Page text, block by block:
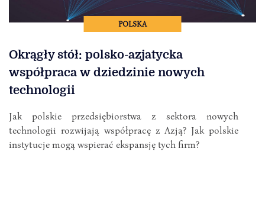
POLSKA
Okrągły stół: polsko-azjatycka
współpraca w dziedzinie nowych
technologii
Jak polskie przedsiębiorstwa z sektora nowych
technologii rozwijają współpracę z Azją? Jak polskie
instytucje mogą wspierać ekspansję tych firm?